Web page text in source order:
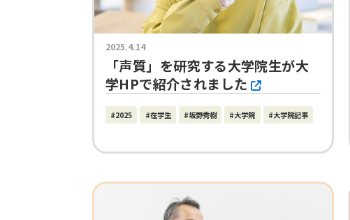
2025.4.14
「声質」を研究する大学院生が大
学HPで紹介されました
#2025 #在学生 #坂野秀樹 #大学院 #大学院記事